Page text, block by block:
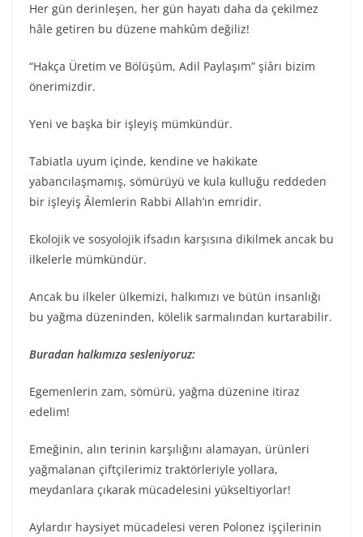
Her gün derinleşen, her gün hayatı daha da çekilmez
hâle getiren bu düzene mahkûm değiliz!
“Hakça Üretim ve Bölüşüm, Adil Paylaşım” şiârı bizim
önerimizdir.
Yeni ve başka bir işleyiş mümkündür.
Tabiatla uyum içinde, kendine ve hakikate
yabancılaşmamış, sömürüyü ve kula kulluğu reddeden
bir işleyiş Âlemlerin Rabbi Allah’ın emridir.
Ekolojik ve sosyolojik ifsadın karşısına dikilmek ancak bu
ilkelerle mümkündür.
Ancak bu ilkeler ülkemizi, halkımızı ve bütün insanlığı
bu yağma düzeninden, kölelik sarmalından kurtarabilir.
Buradan halkımıza sesleniyoruz:
Egemenlerin zam, sömürü, yağma düzenine itiraz
edelim!
Emeğinin, alın terinin karşılığını alamayan, ürünleri
yağmalanan çiftçilerimiz traktörleriyle yollara,
meydanlara çıkarak mücadelesini yükseltiyorlar!
Aylardır haysiyet mücadelesi veren Polonez işçilerinin